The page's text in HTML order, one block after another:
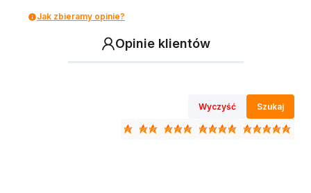
Jak zbieramy opinie?
Opinie klientów
Wyczyść Szukaj